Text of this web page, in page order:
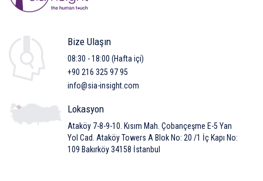
Bize Ulaşın
08:30 - 18:00 (Hafta içi)
+90 216 325 97 95
info@sia-insight.com
Lokasyon
Ataköy 7-8-9-10. Kısım Mah. Çobançeşme E-5 Yan
Yol Cad. Ataköy Towers A Blok No: 20 /1 İç Kapı No:
109 Bakırköy 34158 İstanbul